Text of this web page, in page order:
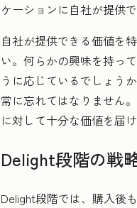
ケーションに自社が提供
自社が提供できる価値を
い。何らかの興味を持っ
うに応じているでしょう
常に忘れてはなりません
に対して十分な価値を届
Delight段階の戦
Delight段階では、購入後